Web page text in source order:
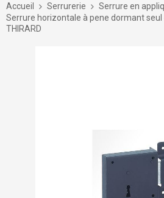
contenu
Accueil Serrurerie Serrure en
Serrure horizontale à pene dormant
THIRARD